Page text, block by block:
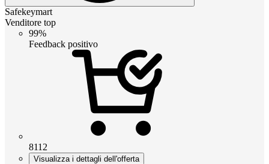
Safekeymart
Venditore top
99%
Feedback positivo
8112
Visualizza i dettagli dell'offerta